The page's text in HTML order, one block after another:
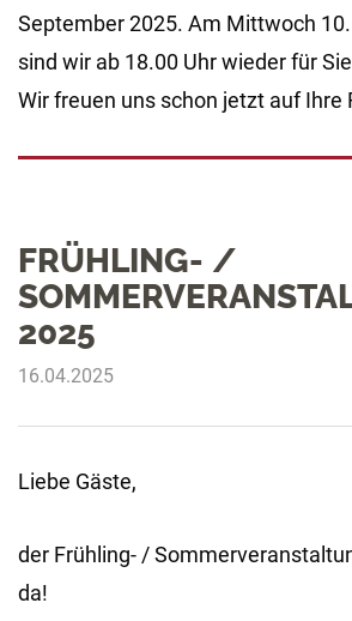
September 2025. Am Mittwoch
sind wir ab 18.00 Uhr wieder für
Wir freuen uns schon jetzt auf Ihre
FRÜHLING- /
2025
16.04.2025
Liebe Gäste,
der Frühling- /
da!